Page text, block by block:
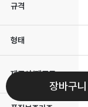
장바구니
규격
형태
제조사/제조국